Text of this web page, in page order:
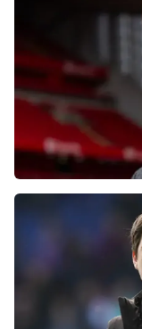
Болельщики
после ничьей